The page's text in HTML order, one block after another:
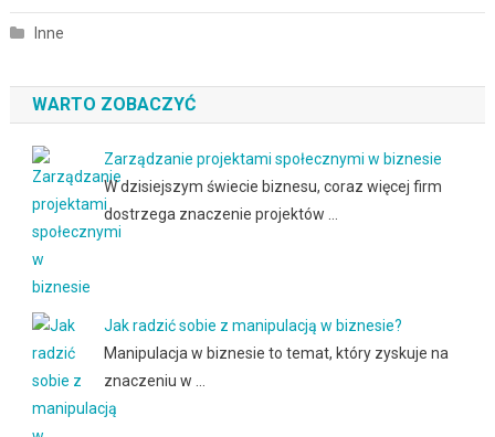
Inne
WARTO ZOBACZYĆ
Zarządzanie projektami społecznymi w biznesie
W dzisiejszym świecie biznesu, coraz więcej firm
dostrzega znaczenie projektów …
Jak radzić sobie z manipulacją w biznesie?
Manipulacja w biznesie to temat, który zyskuje na
znaczeniu w …